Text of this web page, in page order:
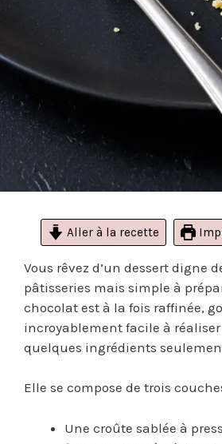
Aller à la recette
Vous rêvez d’un dessert digne
pâtisseries mais simple à
chocolat est à la fois raffinée,
incroyablement facile à
quelques ingrédients
Elle se compose de trois
Une croûte sablée à